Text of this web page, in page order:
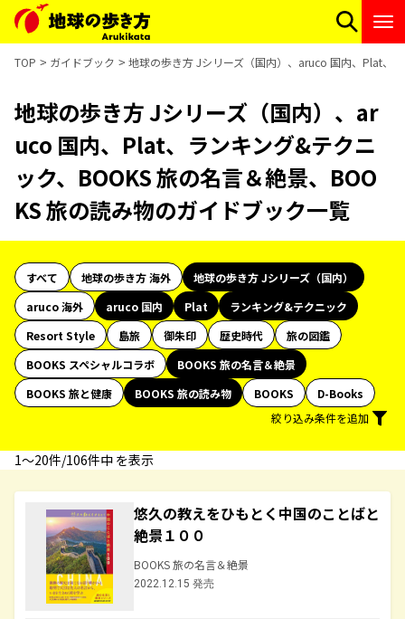
TOP ガイドブック 地球の歩き方 Jシリーズ（国内）、aruco 国内、Plat、
地球の歩き方 Jシリーズ（国内）、ar
uco 国内、Plat、ランキング&テクニ
ック、BOOKS 旅の名言＆絶景、BOO
KS 旅の読み物のガイドブック一覧
すべて 地球の歩き方 海外
地球の歩き方 Jシリーズ（国内）
aruco 海外
aruco 国内 Plat
ランキング&テクニック
Resort Style
島旅 御朱印 歴史時代
旅の図鑑
BOOKS スペシャルコラボ
BOOKS 旅の名言＆絶景
BOOKS 旅と健康
BOOKS 旅の読み物 BOOKS
D-Books
絞り込み条件を追加
1〜20件/106件中 を表示
悠久の教えをひもとく中国のことばと
絶景１００
BOOKS 旅の名言＆絶景
2022.12.15 発売